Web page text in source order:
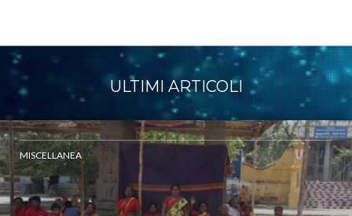
ULTIMI ARTICOLI
MISCELLANEA